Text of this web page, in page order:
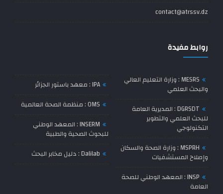
contact@atrssv.dz
روابط مفيدة
MESRS : وزارة التعليم العالي
والبحث العلمي
DGRSDT : المديرية العامة
للبحث العلمي والتطوير
التكنولوجي
MSPRH : وزارة الصحة والسكان
وإصلاح المستشفيات
INSP : المعهد الوطني للصحة
العامة
IPA : معهد باستور الجزائر
OMS : منظمة الصحة العالمية
INSERM : المعهد الوطني
للبحوث الصحية والطبية
Dalilab : دليل مخابر البحث